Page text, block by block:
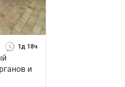
1д 18ч
и